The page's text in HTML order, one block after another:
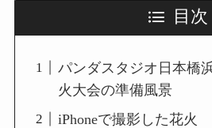
目次
パンダスタジオ日本橋
火大会の準備風景
iPhoneで撮影した花火